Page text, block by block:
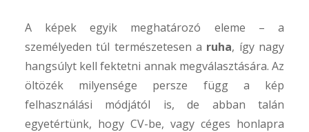
A képek egyik meghatározó eleme – a
személyeden túl természetesen a ruha, így nagy
hangsúlyt kell fektetni annak megválasztására. Az
öltözék milyensége persze függ a kép
felhasználási módjától is, de abban talán
egyetértünk, hogy CV-be, vagy céges honlapra